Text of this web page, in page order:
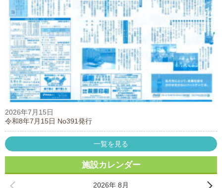
2026年7月15日
令和8年7月15日 No391発行
一覧を見る
施設カレンダー
2026年 8月